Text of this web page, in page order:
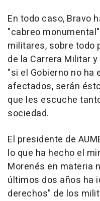
En todo caso, Bravo
"cabreo
militares, sobre todo
de la Carrera Militar
"si el Gobierno no
afectados, serán
que les escuche
sociedad.
El presidente de
lo que ha hecho el
Morenés en materia
últimos dos años ha
derechos" de los